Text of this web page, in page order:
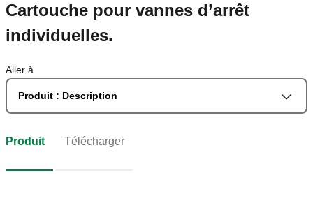
Cartouche pour vannes d’arrêt
individuelles.
Aller à
Produit : Description
Produit Télécharger